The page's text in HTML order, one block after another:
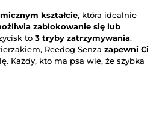
kształcie, która idealnie
zablokowanie się lub
to 3 tryby zatrzymywania.
Reedog Senza zapewni Ci
Każdy, kto ma psa wie, że szybka